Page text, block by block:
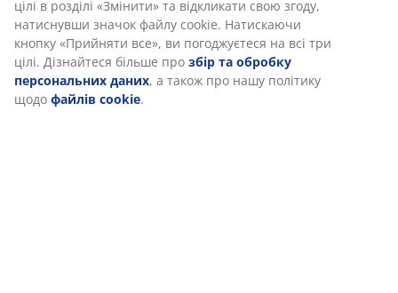
Відгуки
(3)
Доставка